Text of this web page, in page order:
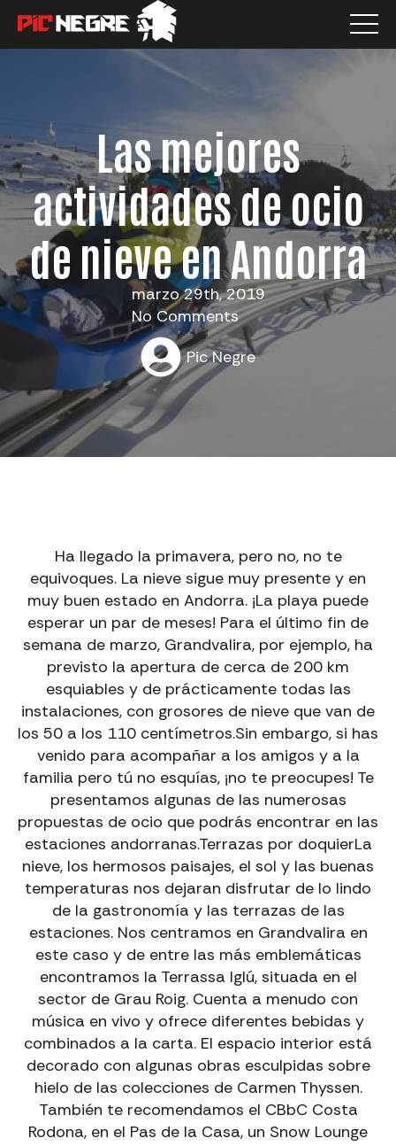
Las mejores
actividades de ocio
de nieve en Andorra
marzo 29th, 2019
No Comments
Pic Negre
Ha llegado la primavera, pero no, no te
equivoques. La nieve sigue muy presente y en
muy buen estado en Andorra. ¡La playa puede
esperar un par de meses! Para el último fin de
semana de marzo, Grandvalira, por ejemplo, ha
previsto la apertura de cerca de 200 km
esquiables y de prácticamente todas las
instalaciones, con grosores de nieve que van de
los 50 a los 110 centímetros.Sin embargo, si has
venido para acompañar a los amigos y a la
familia pero tú no esquías, ¡no te preocupes! Te
presentamos algunas de las numerosas
propuestas de ocio que podrás encontrar en las
estaciones andorranas.Terrazas por doquierLa
nieve, los hermosos paisajes, el sol y las buenas
temperaturas nos dejaran disfrutar de lo lindo
de la gastronomía y las terrazas de las
estaciones. Nos centramos en Grandvalira en
este caso y de entre las más emblemáticas
encontramos la Terrassa Iglú, situada en el
sector de Grau Roig. Cuenta a menudo con
música en vivo y ofrece diferentes bebidas y
combinados a la carta. El espacio interior está
decorado con algunas obras esculpidas sobre
hielo de las colecciones de Carmen Thyssen.
También te recomendamos el CBbC Costa
Rodona, en el Pas de la Casa, un Snow Lounge